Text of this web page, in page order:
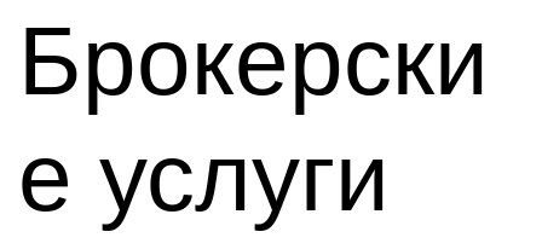
Брокерски
е услуги